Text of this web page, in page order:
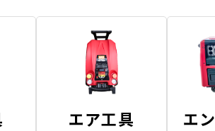
エア工具 エ